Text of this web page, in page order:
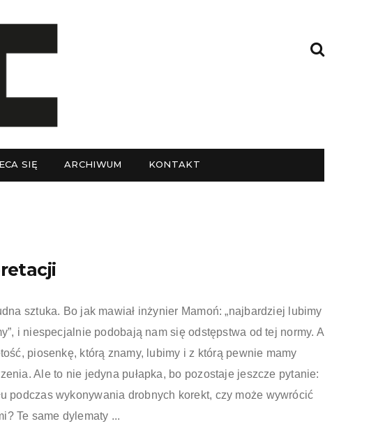
SIĘ ARCHIWUM KONTAKT
sztuka. Bo jak mawiał inżynier Mamoń: „najbardziej lubimy
i niespecjalnie podobają nam się odstępstwa od tej normy. A
piosenkę, którą znamy, lubimy i z którą pewnie mamy
Ale to nie jedyna pułapka, bo pozostaje jeszcze pytanie:
podczas wykonywania drobnych korekt, czy może wywrócić
Te same dylematy ...